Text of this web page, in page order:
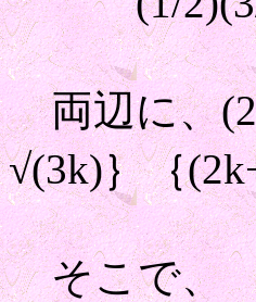
両辺に、
√(3k)｝｛
そこで、